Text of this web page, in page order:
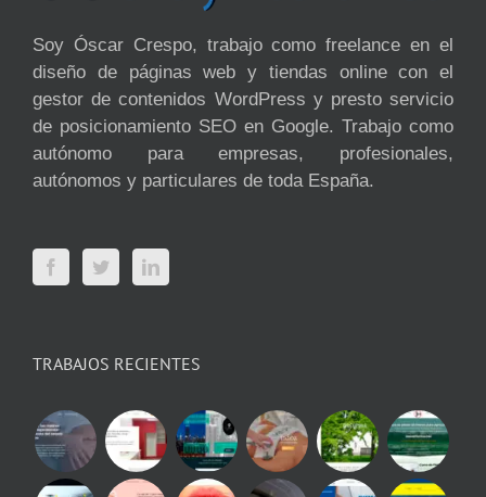
Soy Óscar Crespo, trabajo como freelance en el
diseño de páginas web y tiendas online con el
gestor de contenidos WordPress y presto servicio
de posicionamiento SEO en Google. Trabajo como
autónomo para empresas, profesionales,
autónomos y particulares de toda España.
TRABAJOS RECIENTES